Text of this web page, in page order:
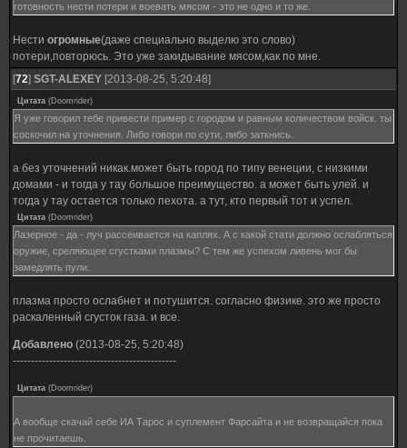
готовность нести потери и воевать мясом - это не одно и то же.
Нести огромные(даже специально выделю это слово)
потери,повторюсь. Это уже закидывание мясом,как по мне.
[72] SGT-ALEXEY [2013-08-25, 5:20:48]
Цитата (Doomrider)
Я уже говорил тебе привести пример с городом и равным количеством войск. ты
соскочил на уточнения. Либо говори по сути, либо заткнись.
а без уточнений никак.может быть город по типу венеции, с низкими
домами - и тогда у тау большое преимущество. а может быть улей. и
тогда у тау остается только пехота. а тут, кто первый тот и успел.
Цитата (Doomrider)
Лазерное - да - луч рассеивается на каплях. А с какой стати должно ослабляться
оружие, среляющее сгустками плазмы? С тем же успехом ливень мог бы
замедлять пули.
плазма просто ослабнет и потушится. согласно физике. это же просто
раскаленный сгусток газа. и все.
Добавлено (2013-08-25, 5:20:48)
---------------------------------------------
Цитата (Doomrider)
А вообще скачай себе ИА Тарос и суплемент Фарсайта и не возвращайся пока
не прочитаешь.